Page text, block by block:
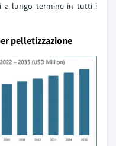
a lungo termine in tutti i
pelletizzazione